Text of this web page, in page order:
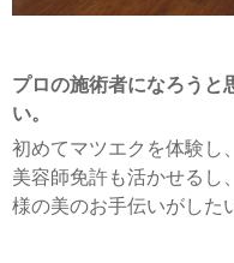
プロの施術者になろうと
い。
初めてマツエクを体験し
美容師免許も活かせるし
様の美のお手伝いがした